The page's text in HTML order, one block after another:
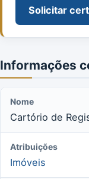
Solicitar
Informações
Nome
Cartório de
Atribuições
Imóveis